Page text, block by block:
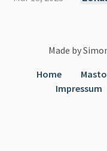
Made by
Home
Impressum